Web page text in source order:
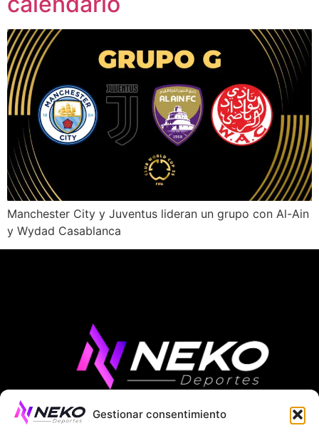
Gestionar consentimiento
Manchester City y Juventus lideran un grupo con Al-Ain
y Wydad Casablanca
ÚLTIMAS NOTICIAS COMPETICIONES EUROPEAS